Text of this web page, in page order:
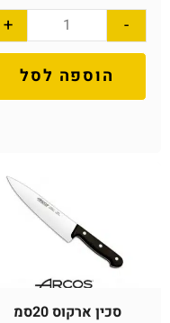
-
+
הוספה לסל
סכין ארקוס 20סמ